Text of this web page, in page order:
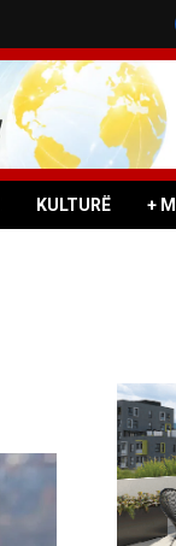
KULTURË +